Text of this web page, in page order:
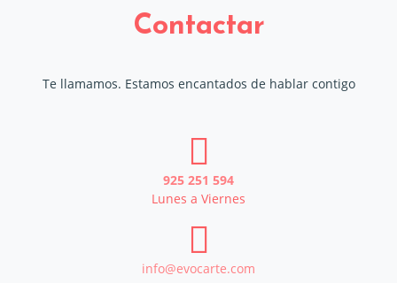
Contactar
Te llamamos. Estamos encantados de hablar contigo
925 251 594
Lunes a Viernes
info@evocarte.com